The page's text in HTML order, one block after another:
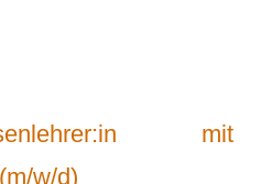
mit
w/d)